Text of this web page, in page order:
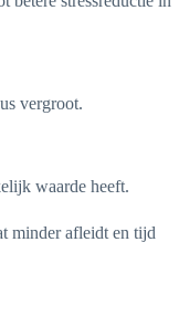
vergroot.
waarde heeft.
minder afleidt en tijd